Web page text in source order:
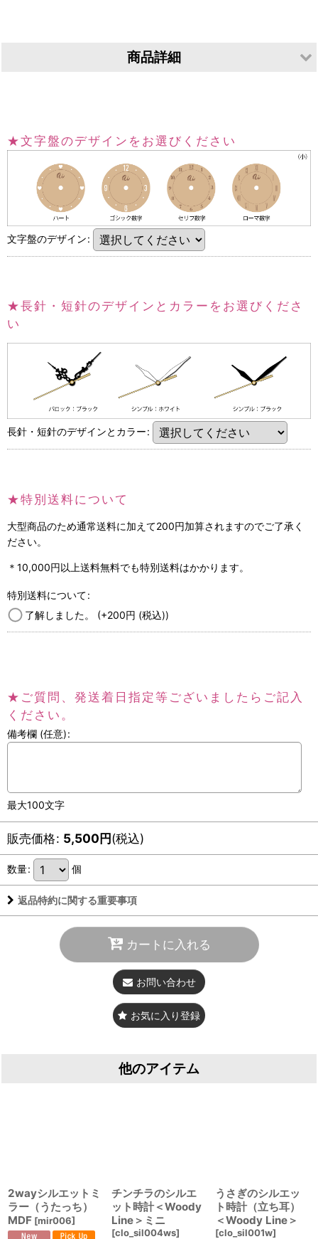
商品詳細
チ音のしないスイープムーブメントを採用 ●秒針はゴールド
メタル ●長針短針は2色から選べます
●MDF2.5mm/4mm厚 積層
法
●（立ち耳：幅約23cm × 高さ約55cm） （ロップ：幅約21cm
× 高さ約43cm） × 奥行約38mm （脚装着時は約60mm）
重
立ち耳：約420g ロップ：約350g
能
誤差 月±30秒から1分
●エアパッキン+段ボール包み（箱はございません）
ご
注
●電波時計ではありません。 ●アラーム機能はありません。
●秒針はカチカチ音のしないスイープ式ですが、ムーブメント
てしまった場合は真上から見て平行になるように調整してくだ
さい。●付属の乾電池は動作確認用のため持ちに差がございま
す●レーザーカットにより切り口は黒から濃茶となります。●
少し残しております。●一点一点エッチング（彫り）や切り口
の使用はできません。木と同じで湿気により曲りやカビ等発生
する場合があります。●表面は日焼け等で変色する場合がござ
いますが経年変化として予めご了承ください。●その他仕様等
★文字盤のデザインをお選びください
文字盤のデザイン:
★長針・短針のデザインとカラーをお選びくださ
い
長針・短針のデザインとカラー:
★特別送料について
大型商品のため通常送料に加えて200円加算されますのでご了承く
ださい。
＊10,000円以上送料無料でも特別送料はかかります。
特別送料について:
了解しました。 (+200円 (税込))
★ご質問、発送着日指定等ございましたらご記入
ください。
備考欄 (任意):
最大100文字
販売価格: 5,500円(税込)
数量: 個
返品特約に関する重要事項
カートに入れる
お問い合わせ
お気に入り登録
他のアイテム
2wayシルエットミ
ラー（うたっち）
MDF [mir006]
チンチラのシルエ
ット時計＜Woody
Line＞ミニ
[clo_sil004ws]
うさぎのシルエッ
ト時計（立ち耳）
＜Woody Line＞
[clo_sil001w]